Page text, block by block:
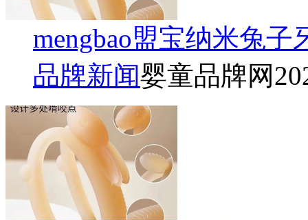
mengbao盟宝纳米兔
品牌新闻婴童品牌网